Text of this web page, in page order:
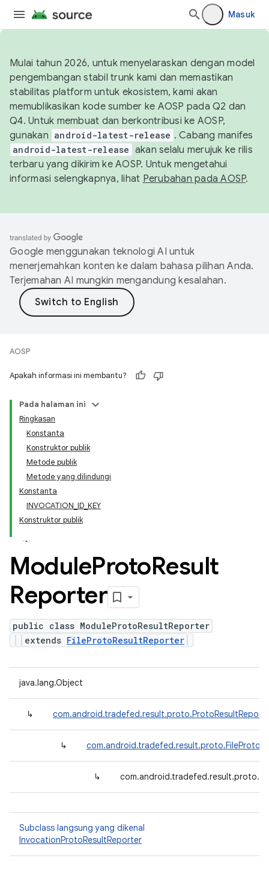
Masuk
Mulai tahun 2026, untuk menyelaraskan dengan model
pengembangan stabil trunk kami dan memastikan
stabilitas platform untuk ekosistem, kami akan
memublikasikan kode sumber ke AOSP pada Q2 dan
Q4. Untuk membuat dan berkontribusi ke AOSP,
gunakan android-latest-release . Cabang manifes
android-latest-release akan selalu merujuk ke rilis
terbaru yang dikirim ke AOSP. Untuk mengetahui
informasi selengkapnya, lihat Perubahan pada AOSP.
Google menggunakan teknologi AI untuk
menerjemahkan konten ke dalam bahasa pilihan Anda.
Terjemahan AI mungkin mengandung kesalahan.
AOSP
Apakah informasi ini membantu?
Pada halaman ini
Ringkasan
Konstanta
Konstruktor publik
Metode publik
Metode yang dilindungi
Konstanta
INVOCATION_ID_KEY
Konstruktor publik
ModuleProtoResult
Reporter
public class ModuleProtoResultReporter
extends FileProtoResultReporter
java.lang.Object
↳
↳
↳
Subclass langsung yang dikenal
InvocationProtoResultReporter